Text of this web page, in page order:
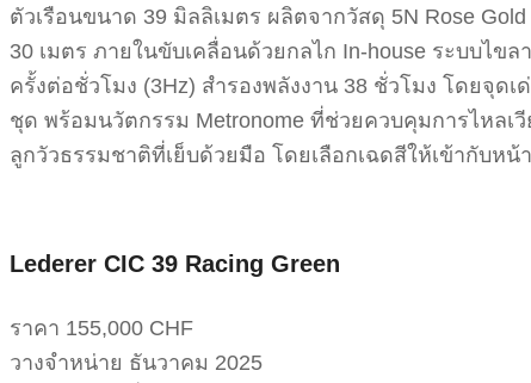
ตัวเรือนขนาด 39 มิลลิเมตร ผลิตจากวัสดุ 5N Rose
30 เมตร ภายในขับเคลื่อนด้วยกลไก In-house ระบบไ
ครั้งต่อชั่วโมง (3Hz) สำรองพลังงาน 38 ชั่วโมง โดยจุด
ชุด พร้อมนวัตกรรม Metronome ที่ช่วยควบคุมการไหล
ลูกวัวธรรมชาติที่เย็บด้วยมือ โดยเลือกเฉดสีให้เข้ากับห
Lederer CIC 39 Racing Green
ราคา 155,000 CHF
วางจำหน่าย ธันวาคม 2025